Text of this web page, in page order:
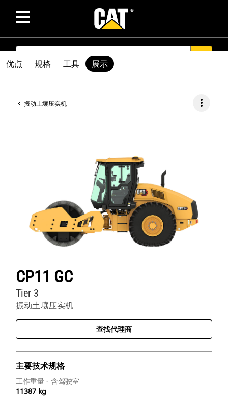
SEARCH
振动土壤压实机 more_vert
CP11 GC
振动土壤压实机
Tier 3
查找代理商
主要技术规格
工作重量 - 含驾驶室
11387 kg
优点 规格 工具 展示